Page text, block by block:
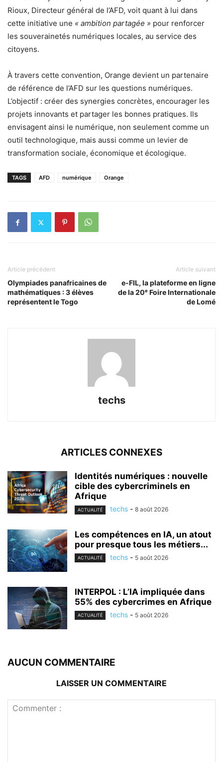
Rioux, Directeur général de l’AFD, voit quant à lui dans
cette initiative une « ambition partagée » pour renforcer
les souverainetés numériques locales, au service des
citoyens.
À travers cette convention, Orange devient un partenaire
de référence de l’AFD sur les questions numériques.
L’objectif : créer des synergies concrètes, encourager les
projets innovants et partager les bonnes pratiques. Ils
envisagent ainsi le numérique, non seulement comme un
outil technologique, mais aussi comme un levier de
transformation sociale, économique et écologique.
TAGS AFD numérique Orange
Article précédent
Olympiades panafricaines de
mathématiques : 3 élèves
représentent le Togo
Article suivant
e-FIL, la plateforme en ligne
de la 20ᵉ Foire Internationale
de Lomé
techs
ARTICLES CONNEXES
Identités numériques : nouvelle
cible des cybercriminels en
Afrique
ACTUALITÉ techs - 8 août 2026
Les compétences en IA, un atout
pour presque tous les métiers...
ACTUALITÉ techs - 5 août 2026
INTERPOL : L’IA impliquée dans
55% des cybercrimes en Afrique
ACTUALITÉ techs - 5 août 2026
AUCUN COMMENTAIRE
LAISSER UN COMMENTAIRE